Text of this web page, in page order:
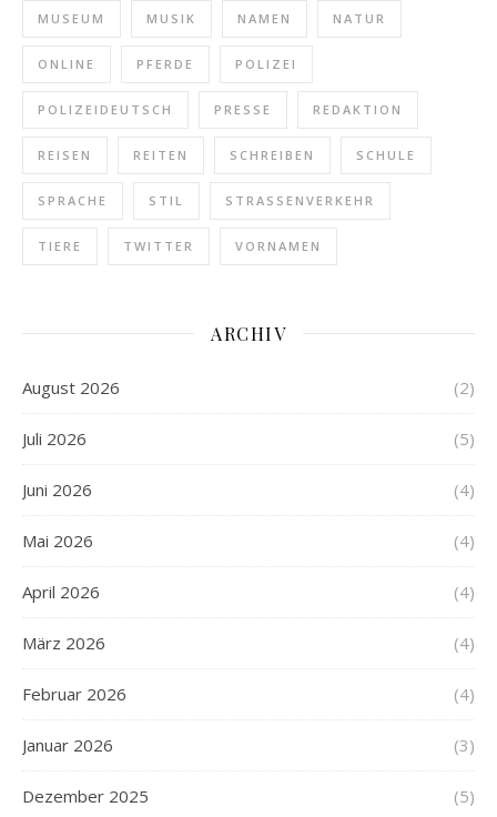
MUSEUM MUSIK NAMEN NATUR
ONLINE PFERDE POLIZEI
POLIZEIDEUTSCH PRESSE REDAKTION
REISEN REITEN SCHREIBEN SCHULE
SPRACHE STIL STRASSENVERKEHR
TIERE TWITTER VORNAMEN
ARCHIV
August 2026 (2)
Juli 2026 (5)
Juni 2026 (4)
Mai 2026 (4)
April 2026 (4)
März 2026 (4)
Februar 2026 (4)
Januar 2026 (3)
Dezember 2025 (5)